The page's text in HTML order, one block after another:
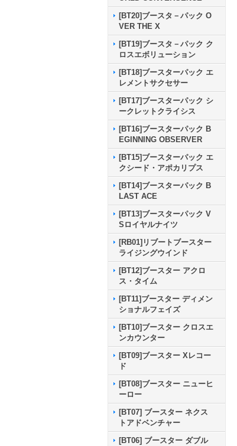
[BT20]ブースタ－パック O
VER THE X
[BT19]ブースタ－パック ク
ロスエボリューション
[BT18]ブースターパック エ
レメントサクセサー
[BT17]ブースターパック シ
ークレットクライシス
[BT16]ブースターパック B
EGINNING OBSERVER
[BT15]ブースターパック エ
クシード・アポカリプス
[BT14]ブースターパック B
LAST ACE
[BT13]ブースターパック V
Sロイヤルナイツ
[RB01]リブートブースター
ライジングウインド
[BT12]ブースター アクロ
ス・タイム
[BT11]ブースター ディメン
ショナルフェイズ
[BT10]ブースター クロスエ
ンカウンター
[BT09]ブースター Xレコー
ド
[BT08]ブースター ニューヒ
ーロー
[BT07] ブースター ネクス
トアドベンチャー
[BT06] ブースター ダブル